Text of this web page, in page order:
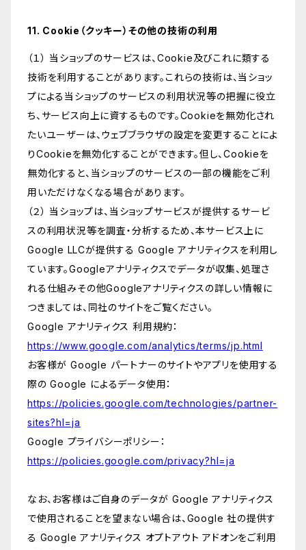
11. Cookie（クッキー）その他の技術の利用
（１） 当ショップのサービスは、Cookie及びこれに類する
技術を利用することがあります。これらの技術は、当ショッ
プによる当ショップのサービスの利用状況等の把握に役立
ち、サービス向上に資するものです。Cookieを無効化され
たいユーザーは、ウェブブラウザの設定を変更することによ
りCookieを無効化することができます。但し、Cookieを
無効化すると、当ショップのサービスの一部の機能をご利
用いただけなくなる場合があります。
（２） 当ショップは、当ショップサービスが提供するサービ
スの利用状況等を調査・分析するため、本サービス上に
Google LLCが提供する Google アナリティクスを利用し
ています。Googleアナリティクスでデータが収集、処理さ
れる仕組みその他Googleアナリティクスの詳しい情報に
つきましては、同社のサイトをご覧ください。
Google アナリティクス 利用規約：
https://www.google.com/analytics/terms/jp.html
お客様が Google パートナーのサイトやアプリを使用する
際の Google によるデータ使用：
https://policies.google.com/technologies/partner-
sites?hl=ja
Google プライバシーポリシー：
https://policies.google.com/privacy?hl=ja
なお、お客様はご自身のデータが Google アナリティクス
で使用されることを望まない場合は、Google 社の提供す
る Google アナリティクス オプトアウト アドオンをご利用